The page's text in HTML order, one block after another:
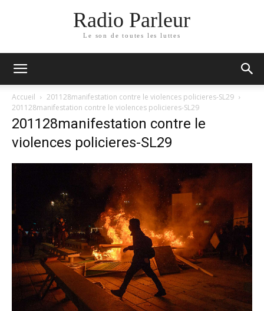
Radio Parleur
Le son de toutes les luttes
Accueil
201128manifestation contre le violences policieres-SL29
201128manifestation contre le violences policieres-SL29
201128manifestation contre le
violences policieres-SL29